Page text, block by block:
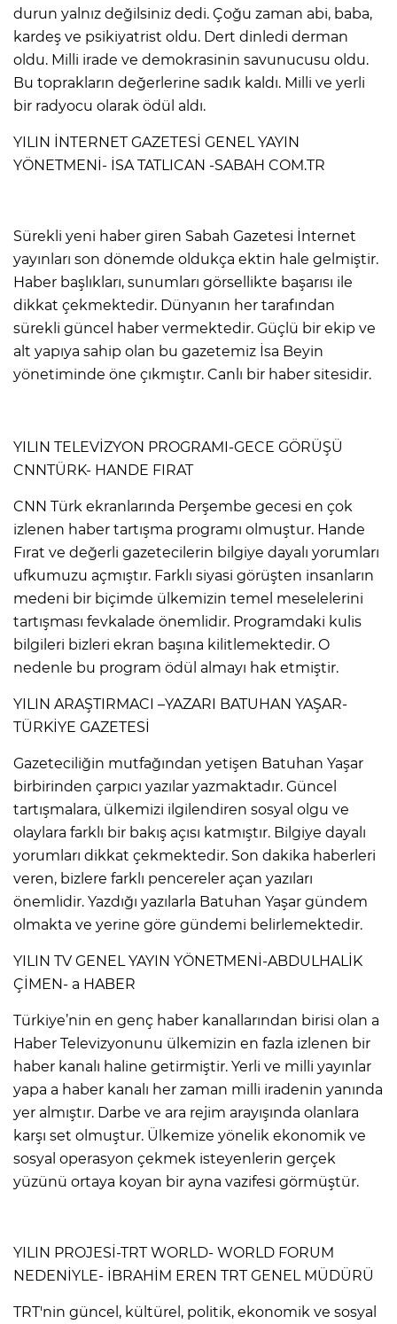
durun yalnız değilsiniz dedi. Çoğu zaman abi, baba,
kardeş ve psikiyatrist oldu. Dert dinledi derman
oldu. Milli irade ve demokrasinin savunucusu oldu.
Bu toprakların değerlerine sadık kaldı. Milli ve yerli
bir radyocu olarak ödül aldı.
YILIN İNTERNET GAZETESİ GENEL YAYIN
YÖNETMENİ- İSA TATLICAN -SABAH COM.TR
Sürekli yeni haber giren Sabah Gazetesi İnternet
yayınları son dönemde oldukça ektin hale gelmiştir.
Haber başlıkları, sunumları görsellikte başarısı ile
dikkat çekmektedir. Dünyanın her tarafından
sürekli güncel haber vermektedir. Güçlü bir ekip ve
alt yapıya sahip olan bu gazetemiz İsa Beyin
yönetiminde öne çıkmıştır. Canlı bir haber sitesidir.
YILIN TELEVİZYON PROGRAMI-GECE GÖRÜŞÜ
CNNTÜRK- HANDE FIRAT
CNN Türk ekranlarında Perşembe gecesi en çok
izlenen haber tartışma programı olmuştur. Hande
Fırat ve değerli gazetecilerin bilgiye dayalı yorumları
ufkumuzu açmıştır. Farklı siyasi görüşten insanların
medeni bir biçimde ülkemizin temel meselelerini
tartışması fevkalade önemlidir. Programdaki kulis
bilgileri bizleri ekran başına kilitlemektedir. O
nedenle bu program ödül almayı hak etmiştir.
YILIN ARAŞTIRMACI –YAZARI BATUHAN YAŞAR-
TÜRKİYE GAZETESİ
Gazeteciliğin mutfağından yetişen Batuhan Yaşar
birbirinden çarpıcı yazılar yazmaktadır. Güncel
tartışmalara, ülkemizi ilgilendiren sosyal olgu ve
olaylara farklı bir bakış açısı katmıştır. Bilgiye dayalı
yorumları dikkat çekmektedir. Son dakika haberleri
veren, bizlere farklı pencereler açan yazıları
önemlidir. Yazdığı yazılarla Batuhan Yaşar gündem
olmakta ve yerine göre gündemi belirlemektedir.
YILIN TV GENEL YAYIN YÖNETMENİ-ABDULHALİK
ÇİMEN- a HABER
Türkiye’nin en genç haber kanallarından birisi olan a
Haber Televizyonunu ülkemizin en fazla izlenen bir
haber kanalı haline getirmiştir. Yerli ve milli yayınlar
yapa a haber kanalı her zaman milli iradenin yanında
yer almıştır. Darbe ve ara rejim arayışında olanlara
karşı set olmuştur. Ülkemize yönelik ekonomik ve
sosyal operasyon çekmek isteyenlerin gerçek
yüzünü ortaya koyan bir ayna vazifesi görmüştür.
YILIN PROJESİ-TRT WORLD- WORLD FORUM
NEDENİYLE- İBRAHİM EREN TRT GENEL MÜDÜRÜ
TRT'nin güncel, kültürel, politik, ekonomik ve sosyal